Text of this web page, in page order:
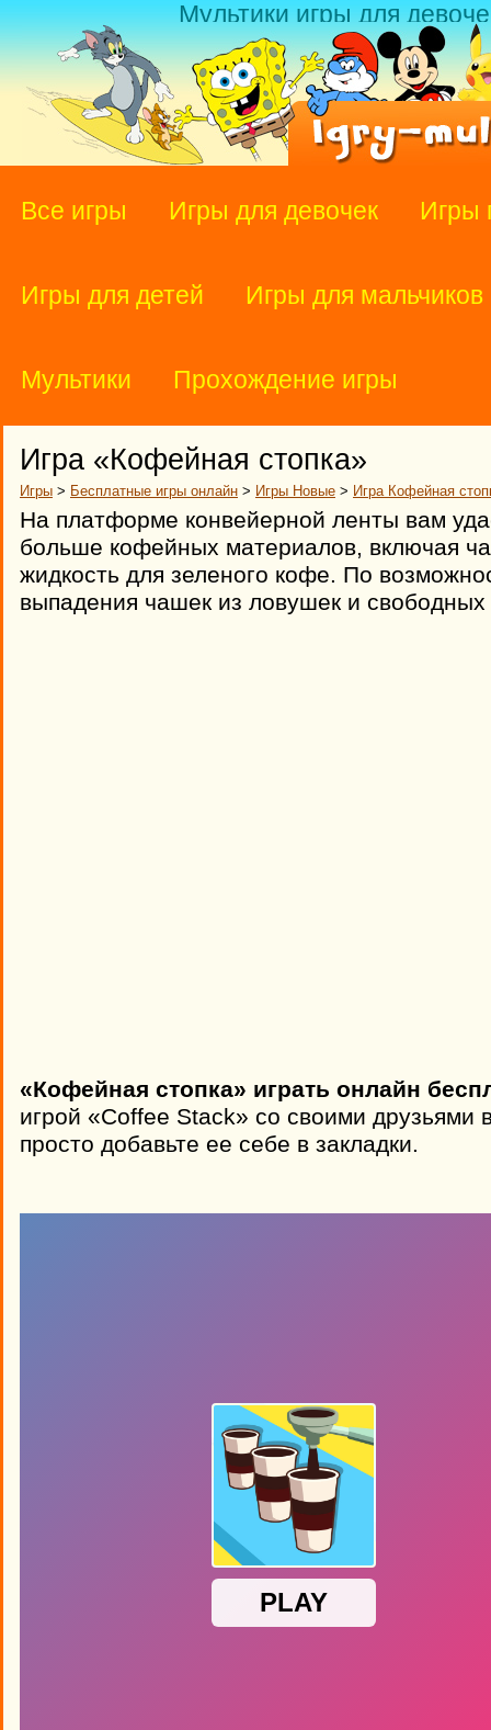
Мультики игры для
Все игры Игры для девочек Игры
Игры для детей Игры для мальчиков
Мультики Прохождение игры
Игра «Кофейная стопка»
Игры > Бесплатные игры онлайн > Игры Новые > Игра Кофейная
На платформе конвейерной ленты вам
больше кофейных материалов, включая
жидкость для зеленого кофе. По
выпадения чашек из ловушек и свободных
«Кофейная стопка» играть онлайн
игрой «Coffee Stack» со своими друзьями
просто добавьте ее себе в закладки.